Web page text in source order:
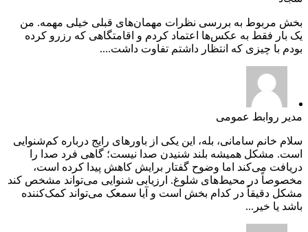
بخش مربوط به بررسی نظرات مهمان‌های قبلی خیلی مهمه. من
یک بار فقط به عکس‌ها اعتماد کردم و اقامتگاهی که رزرو کرده
بودم با چیزی که انتظار داشتم تفاوت داشت....
مدیر روابط عمومی
سلام خانم سامانی، بله، این یکی از باورهای رایج درباره کم‌شنوایی
است. مشکل همیشه بلند شنیدن صدا نیست؛ گاهی فرد صدا را
دریافت می‌کند اما وضوح گفتار برایش کاهش پیدا کرده است،
مخصوصاً در محیط‌های شلوغ. ارزیابی شنوایی می‌تواند مشخص کند
مشکل دقیقاً در کدام بخش است و آیا سمعک می‌تواند کمک‌کننده
باشد یا خیر...